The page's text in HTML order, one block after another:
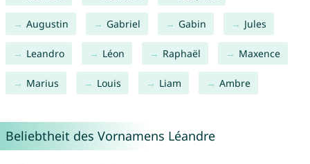
Augustin Gabriel Gabin Jules
Leandro Léon Raphaël Maxence
Marius Louis Liam Ambre
Beliebtheit des Vornamens Léandre